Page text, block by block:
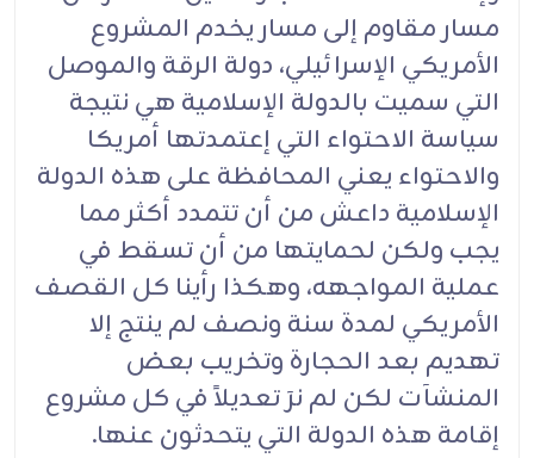
مسار مقاوم إلى مسار يخدم المشروع
الأمريكي الإسرائيلي، دولة الرقة والموصل
التي سميت بالدولة الإسلامية هي نتيجة
سياسة الاحتواء التي إعتمدتها أمريكا
والاحتواء يعني المحافظة على هذه الدولة
الإسلامية داعش من أن تتمدد أكثر مما
يجب ولكن لحمايتها من أن تسقط في
عملية المواجهه، وهكذا رأينا كل القصف
الأمريكي لمدة سنة ونصف لم ينتج إلا
تهديم بعد الحجارة وتخريب بعض
المنشآت لكن لم نرَ تعديلاً في كل مشروع
إقامة هذه الدولة التي يتحدثون عنها.